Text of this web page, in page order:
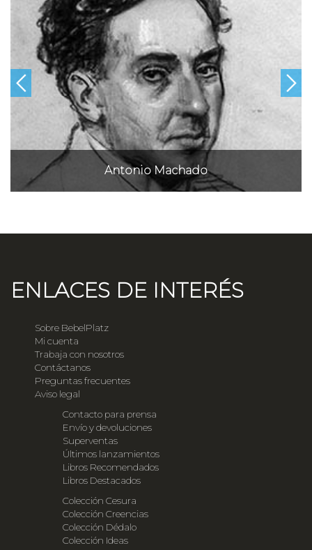
Antonio Machado
ENLACES DE INTERÉS
Sobre BebelPlatz
Mi cuenta
Trabaja con nosotros
Contáctanos
Preguntas frecuentes
Aviso legal
Contacto para prensa
Envío y devoluciones
Superventas
Últimos lanzamientos
Libros Recomendados
Libros Destacados
Colección Cesura
Colección Creencias
Colección Dédalo
Colección Ideas